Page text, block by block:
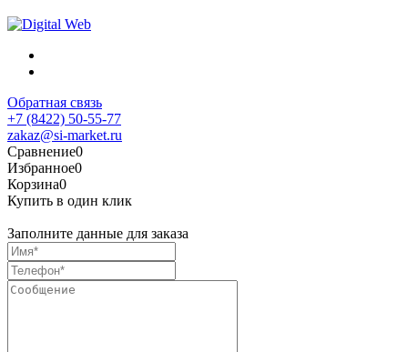
Обратная связь
+7 (8422) 50-55-77
zakaz@si-market.ru
Сравнение0
Избранное0
Корзина0
Купить в один клик
Заполните данные для заказа